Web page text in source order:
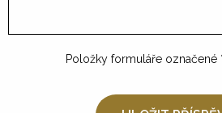
Položky formuláře označené